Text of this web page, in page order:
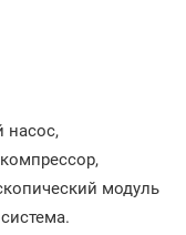
насос,
модуль